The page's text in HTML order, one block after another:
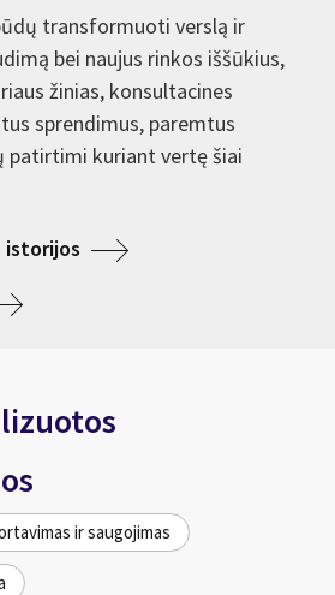
transformuoti verslą ir
bei naujus rinkos iššūkius,
žinias, konsultacines
sprendimus, paremtus
patirtimi kuriant vertę šiai
istorijos
ir saugojimas